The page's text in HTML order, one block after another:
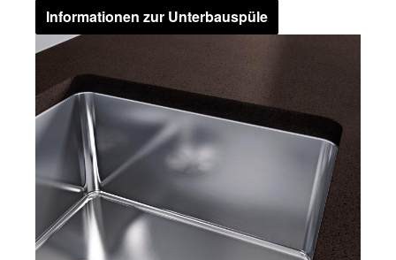
Informationen zur Unterbauspüle